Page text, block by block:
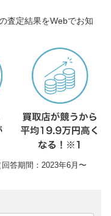
査定結果をWebでお知
答期間：2023年6月〜